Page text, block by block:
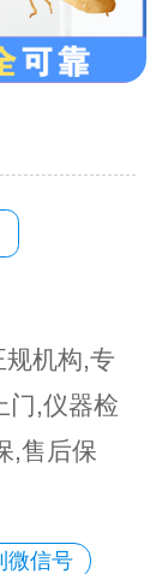
机构,专
门,仪器检
,售后保
微信号